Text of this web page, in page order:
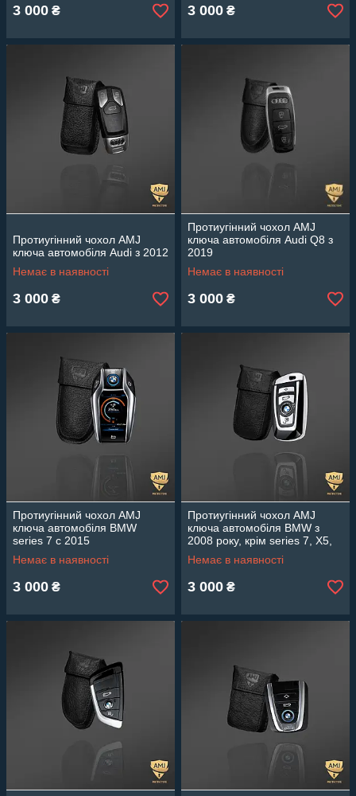
3 000 ₴ 3 000 ₴
Протиугінний чохол AMJ
ключа автомобіля Audi з 2012
Немає в наявності
3 000 ₴
Протиугінний чохол AMJ
ключа автомобіля Audi Q8 з
2019
Немає в наявності
3 000 ₴
Протиугінний чохол AMJ
ключа автомобіля BMW
series 7 c 2015
Немає в наявності
3 000 ₴
Протиугінний чохол AMJ
ключа автомобіля BMW з
2008 року, крім series 7, Х5,
Х6 від 2015
Немає в наявності
3 000 ₴